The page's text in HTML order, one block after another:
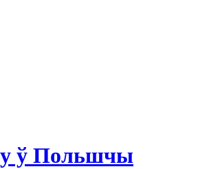
ў Польшчы